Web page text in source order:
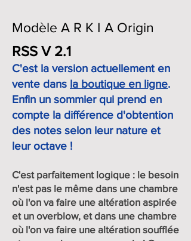
Modèle A R K I A Origin
RSS V 2.1
C'est la version actuellement en
vente dans la boutique en ligne.
Enfin un sommier qui prend en
compte la différence d'obtention
des notes selon leur nature et
leur octave !
C'est parfaitement logique : le besoin
n'est pas le même dans une chambre
où l'on va faire une altération aspirée
et un overblow, et dans une chambre
où l'on va faire une altération soufflée